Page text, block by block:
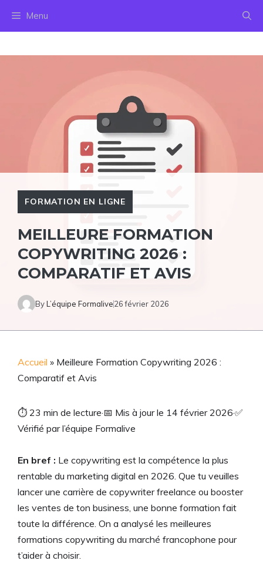
Menu
FORMATION EN LIGNE
MEILLEURE FORMATION
COPYWRITING 2026 :
COMPARATIF ET AVIS
ByL’équipe Formalive26 février 2026
Accueil » Meilleure Formation Copywriting 2026 :
Comparatif et Avis
⏱ 23 min de lecture·📅 Mis à jour le 14 février 2026·✅
Vérifié par l’équipe Formalive
En bref : Le copywriting est la compétence la plus
rentable du marketing digital en 2026. Que tu veuilles
lancer une carrière de copywriter freelance ou booster
les ventes de ton business, une bonne formation fait
toute la différence. On a analysé les meilleures
formations copywriting du marché francophone pour
t’aider à choisir.